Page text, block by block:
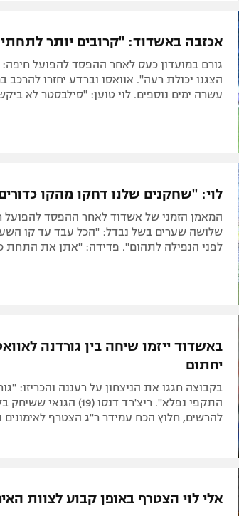
אכזבה באשדוד: "קרובים יותר
גורם במועדון כעס לאחר ההפסד להפועל חיפה:
הצגנו יכולת רעה". אוואסו וברדע יחזרו
עשרה ימים נוספים. לוי טוען: "סילבסטר לא
לוי: "שחקנים שלנו דחקו מהקו
המאמן הזמני של אשדוד לאחר ההפסד להפועל
שלושה שערים בשל נבדל: "הכל עבד עד קו
לפני הנפילה לתהום". פדידה: "אתן את התחת
באשדוד ייזמו שיחה בין גורדנה
יחתום
בקבוצה חגגו את הניצחון על רעננה והכריזו:
התקפי נפלא". ריצ'רד דנסו
להרשים, חלוץ הכח עמידר ר"ג הצטרף לאימונים
אלי לוי הצטרף באופן קבוע לצוות